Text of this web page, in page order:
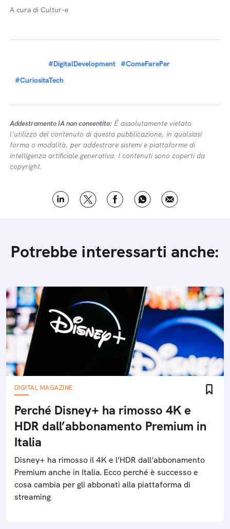
A cura di Cultur-e
#DigitalDevelopment #ComeFarePer
#CuriositaTech
Addestramento IA non consentito: É assolutamente vietato
l’utilizzo del contenuto di questa pubblicazione, in qualsiasi
forma o modalità, per addestrare sistemi e piattaforme di
intelligenza artificiale generativa. I contenuti sono coperti da
copyright.
Potrebbe interessarti anche:
DIGITAL MAGAZINE
Perché Disney+ ha rimosso 4K e
HDR dall’abbonamento Premium in
Italia
Disney+ ha rimosso il 4K e l’HDR dall’abbonamento
Premium anche in Italia. Ecco perché è successo e
cosa cambia per gli abbonati alla piattaforma di
streaming